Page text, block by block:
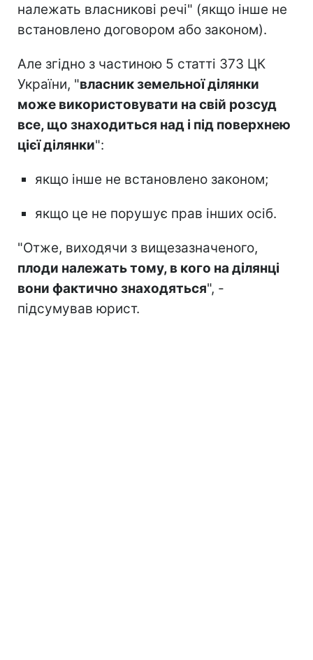
належать власникові речі" (якщо інше не
встановлено договором або законом).
Але згідно з частиною 5 статті 373 ЦК
України, "власник земельної ділянки
може використовувати на свій розсуд
все, що знаходиться над і під поверхнею
цієї ділянки":
якщо інше не встановлено законом;
якщо це не порушує прав інших осіб.
"Отже, виходячи з вищезазначеного,
плоди належать тому, в кого на ділянці
вони фактично знаходяться", -
підсумував юрист.